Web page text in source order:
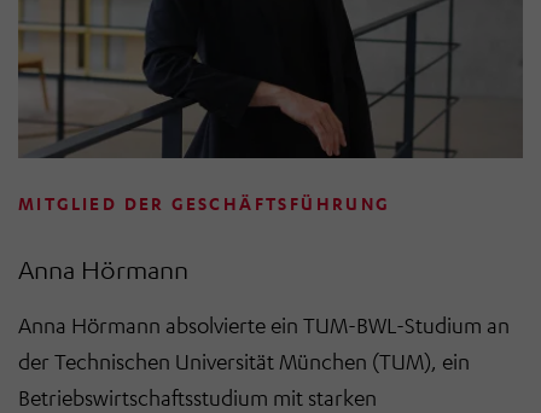
neuer, innovativer Geschäftsmodelle.
Zum 1. April 2026 übernahm Dr. Dirk-Eric Loebermann
die Position des CEO der HÖRMANN Gruppe.
MITGLIED DER GESCHÄFTSFÜHRUNG
Anna Hörmann
Anna Hörmann absolvierte ein TUM-BWL-Studium an
der Technischen Universität München (TUM), ein
Betriebswirtschaftsstudium mit starken